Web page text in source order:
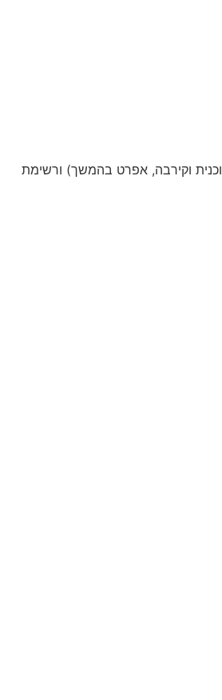
וקירבה, אפרט בהמשך) ורשימת